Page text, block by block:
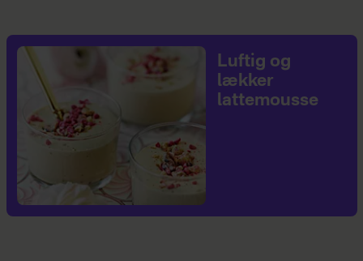
Luftig og
lækker
lattemousse